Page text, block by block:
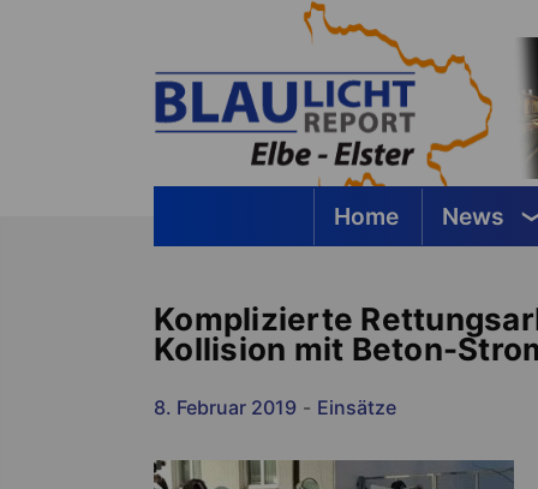
Home News
Komplizierte
Kollision mit Beton-
8. Februar 2019 - Einsätze